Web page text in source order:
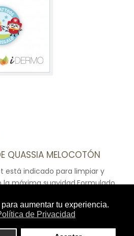
QUASSIA MELOCOTÓN
está indicado para limpiar y
máxima suavidad.Formulado
y cuidado total para el
e ideal para el uso diario y de
ha conseguido un